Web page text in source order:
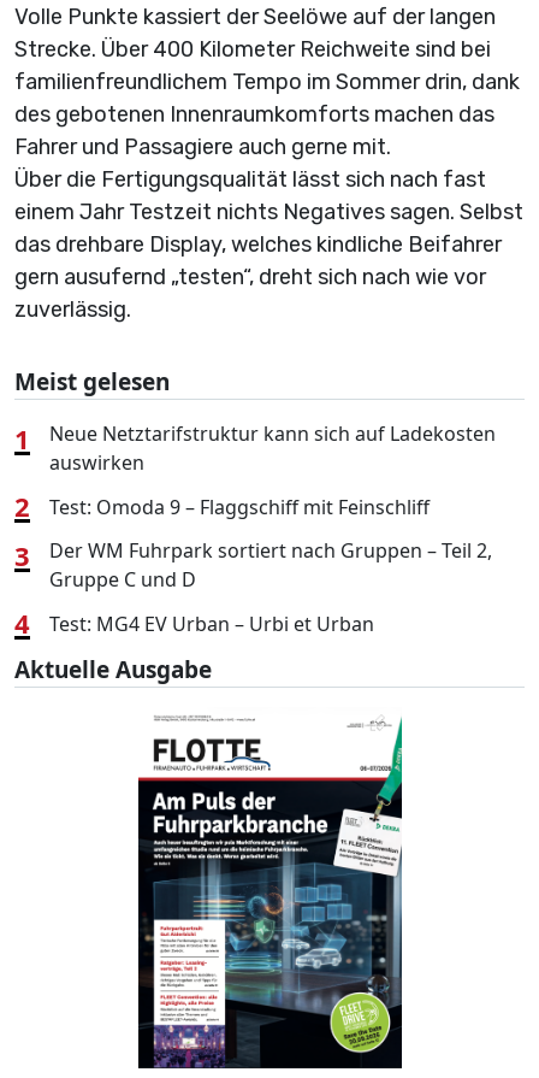
Volle Punkte kassiert der Seelöwe auf der langen
Strecke. Über 400 Kilometer Reichweite sind bei
familienfreundlichem Tempo im Sommer drin, dank
des gebotenen Innenraumkomforts machen das
Fahrer und Passagiere auch gerne mit.
Über die Fertigungsqualität lässt sich nach fast
einem Jahr Testzeit nichts Negatives sagen. Selbst
das drehbare Display, welches kindliche Beifahrer
gern ausufernd „testen“, dreht sich nach wie vor
zuverlässig.
Meist gelesen
1
Neue Netztarifstruktur kann sich auf Ladekosten
auswirken
2 Test: Omoda 9 – Flaggschiff mit Feinschliff
3
Der WM Fuhrpark sortiert nach Gruppen – Teil 2,
Gruppe C und D
4 Test: MG4 EV Urban – Urbi et Urban
Aktuelle Ausgabe